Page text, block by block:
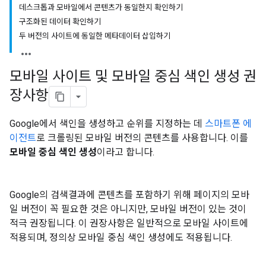
데스크톱과 모바일에서 콘텐츠가 동일한지 확인하기
구조화된 데이터 확인하기
두 버전의 사이트에 동일한 메타데이터 삽입하기
모바일 사이트 및 모바일 중심 색인 생성 권
장사항
Google에서 색인을 생성하고 순위를 지정하는 데 스마트폰 에
이전트로 크롤링된 모바일 버전의 콘텐츠를 사용합니다. 이를
모바일 중심 색인 생성이라고 합니다.
Google의 검색결과에 콘텐츠를 포함하기 위해 페이지의 모바
일 버전이 꼭 필요한 것은 아니지만, 모바일 버전이 있는 것이
적극 권장됩니다. 이 권장사항은 일반적으로 모바일 사이트에
적용되며, 정의상 모바일 중심 색인 생성에도 적용됩니다.